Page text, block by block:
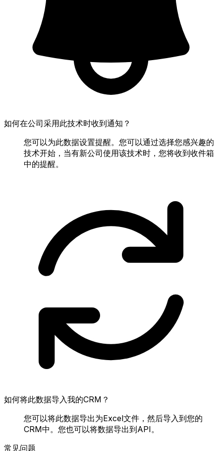
如何在公司采用此技术时收到通知？
您可以为此数据设置提醒。您可以通过选择您感兴趣的
技术开始，当有新公司使用该技术时，您将收到收件箱
中的提醒。
如何将此数据导入我的CRM？
您可以将此数据导出为Excel文件，然后导入到您的
CRM中。您也可以将数据导出到API。
常见问题